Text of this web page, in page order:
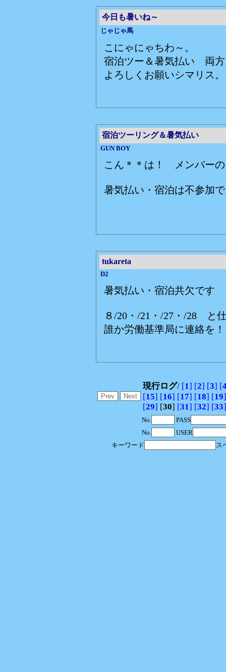
今日も暑いね～
じゃじゃ馬
こにゃにゃちわ～。
宿泊ツー＆暑気払い 両方
よろしくお願いシマリス。
宿泊ツーリング＆暑気払い
GUN BOY
こん＊＊は！ メンバー
暑気払い・宿泊は不参加
tukareta
D2
暑気払い・宿泊共欠です
８/20・/21・/27・/28 と
誰か労働基準局に連絡を！
現行ログ/ [1] [2] [3] [
[15] [16] [17] [18] [19]
[29] [30] [31] [32] [33]
No.
PASS
No.
USER
キーワード
ス